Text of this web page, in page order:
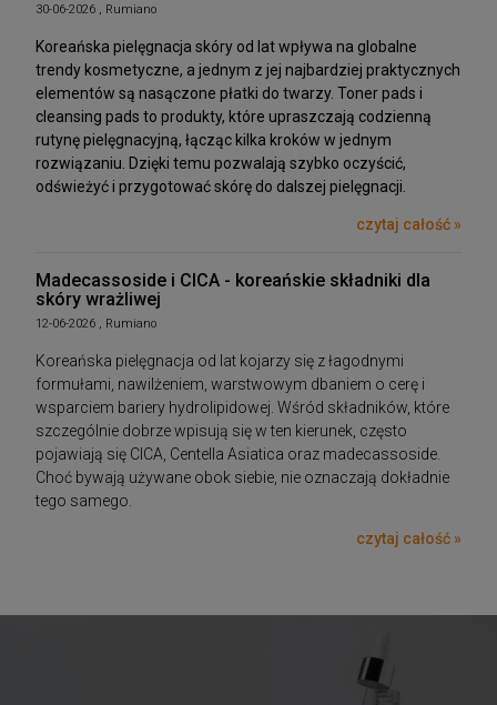
30-06-2026 , Rumiano
Koreańska pielęgnacja skóry od lat wpływa na globalne
trendy kosmetyczne, a jednym z jej najbardziej praktycznych
elementów są nasączone płatki do twarzy. Toner pads i
cleansing pads to produkty, które upraszczają codzienną
rutynę pielęgnacyjną, łącząc kilka kroków w jednym
rozwiązaniu. Dzięki temu pozwalają szybko oczyścić,
odświeżyć i przygotować skórę do dalszej pielęgnacji.
czytaj całość »
Madecassoside i CICA - koreańskie składniki dla
skóry wrażliwej
12-06-2026 , Rumiano
Koreańska pielęgnacja od lat kojarzy się z łagodnymi
formułami, nawilżeniem, warstwowym dbaniem o cerę i
wsparciem bariery hydrolipidowej. Wśród składników, które
szczególnie dobrze wpisują się w ten kierunek, często
pojawiają się CICA, Centella Asiatica oraz madecassoside.
Choć bywają używane obok siebie, nie oznaczają dokładnie
tego samego.
czytaj całość »